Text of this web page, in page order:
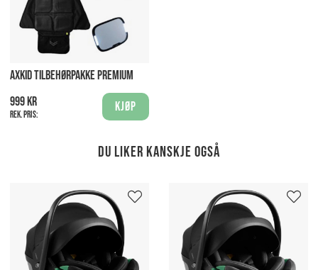
AXKID TILBEHØRPAKKE PREMIUM
999 kr
Rek. pris:
Kjøp
Du liker kanskje også